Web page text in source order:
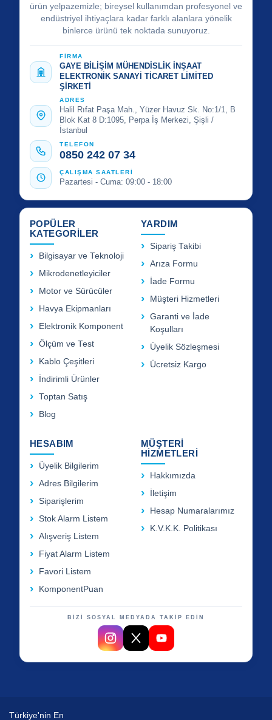
ürün yelpazemizle; bireysel kullanımdan profesyonel ve
endüstriyel ihtiyaçlara kadar farklı alanlara yönelik
binlerce ürünü tek noktada sunuyoruz.
FİRMA
GAYE BİLİŞİM MÜHENDİSLİK İNŞAAT
ELEKTRONİK SANAYİ TİCARET LİMİTED
ŞİRKETİ
ADRES
Halil Rıfat Paşa Mah., Yüzer Havuz Sk. No:1/1, B
Blok Kat 8 D:1095, Perpa İş Merkezi, Şişli /
İstanbul
TELEFON
0850 242 07 34
ÇALIŞMA SAATLERİ
Pazartesi - Cuma: 09:00 - 18:00
POPÜLER
KATEGORİLER
Bilgisayar ve Teknoloji
Mikrodenetleyiciler
Motor ve Sürücüler
Havya Ekipmanları
Elektronik Komponent
Ölçüm ve Test
Kablo Çeşitleri
İndirimli Ürünler
Toptan Satış
Blog
YARDIM
Sipariş Takibi
Arıza Formu
İade Formu
Müşteri Hizmetleri
Garanti ve İade
Koşulları
Üyelik Sözleşmesi
Ücretsiz Kargo
HESABIM
Üyelik Bilgilerim
Adres Bilgilerim
Siparişlerim
Stok Alarm Listem
Alışveriş Listem
Fiyat Alarm Listem
Favori Listem
KomponentPuan
MÜŞTERİ
HİZMETLERİ
Hakkımızda
İletişim
Hesap Numaralarımız
K.V.K.K. Politikası
BİZİ SOSYAL MEDYADA TAKİP EDİN
Türkiye'nin En